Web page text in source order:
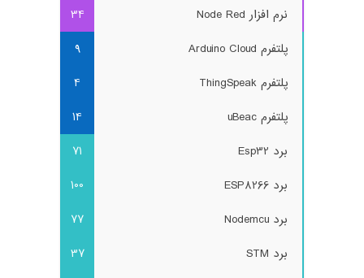
نرم افزار Node Red
34
پلتفرم Arduino Cloud
9
پلتفرم ThingSpeak
4
پلتفرم uBeac
14
برد Esp32
71
برد ESP8266
100
برد Nodemcu
77
برد STM
37